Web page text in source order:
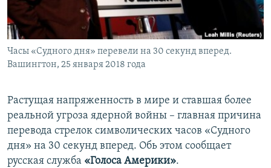
ПОБЕДИТЕЛЕЙ НЕ СУДЯТ?
КРЫМ.НЕПОКОРЕННЫЙ
ELIFBE
ПРИСОЕДИНЯЙТЕСЬ!
Часы «Судного дня» перевели на 30 секунд вперед.
Вашингтон, 25 января 2018 года
Растущая напряженность в мире и ставшая более
реальной угроза ядерной войны – главная причина
перевода стрелок символических часов «Судного
дня» на 30 секунд вперед. Обь этом сообщает
русская служба «Голоса Америки».